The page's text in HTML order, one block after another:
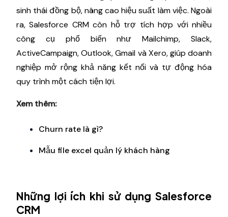
sinh thái đồng bộ, nâng cao hiệu suất làm việc. Ngoài
ra, Salesforce CRM còn hỗ trợ tích hợp với nhiều
công cụ phổ biến như Mailchimp, Slack,
ActiveCampaign, Outlook, Gmail và Xero, giúp doanh
nghiệp mở rộng khả năng kết nối và tự động hóa
quy trình một cách tiện lợi.
Xem thêm:
Churn rate là gì?
Mẫu file excel quản lý khách hàng
Những lợi ích khi sử dụng Salesforce
CRM